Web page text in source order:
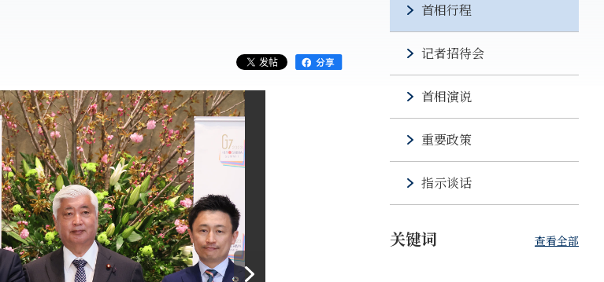
首相行程
记者招待会
首相演说
重要政策
指示谈话
关键词 查看全部